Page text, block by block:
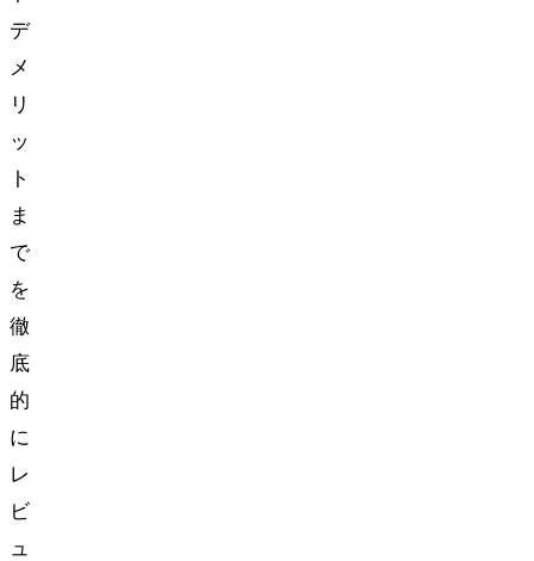
デ
メ
リ
ッ
ト
ま
で
を
徹
底
的
に
レ
ビ
ュ